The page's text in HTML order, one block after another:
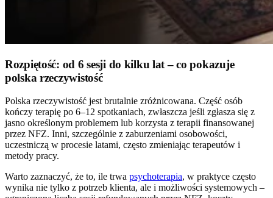
Rozpiętość: od 6 sesji do kilku lat – co pokazuje
polska rzeczywistość
Polska rzeczywistość jest brutalnie zróżnicowana. Część osób
kończy terapię po 6–12 spotkaniach, zwłaszcza jeśli zgłasza się z
jasno określonym problemem lub korzysta z terapii finansowanej
przez NFZ. Inni, szczególnie z zaburzeniami osobowości,
uczestniczą w procesie latami, często zmieniając terapeutów i
metody pracy.
Warto zaznaczyć, że to, ile trwa psychoterapia, w praktyce często
wynika nie tylko z potrzeb klienta, ale i możliwości systemowych –